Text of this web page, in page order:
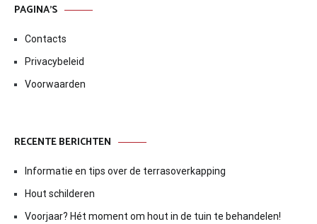
PAGINA’S
Contacts
Privacybeleid
Voorwaarden
RECENTE BERICHTEN
Informatie en tips over de terrasoverkapping
Hout schilderen
Voorjaar? Hét moment om hout in de tuin te behandelen!